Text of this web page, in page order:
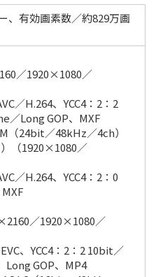
、有効画素数／約829万画
／1920×1080／
／H.264、YCC4：2：2
Long GOP、MXF
（24bit／48kHz／4ch）
（1920×1080／
／H.264、YCC4：2：0
／1920×1080／
、YCC4：2：2 10bit／
Long GOP、MP4